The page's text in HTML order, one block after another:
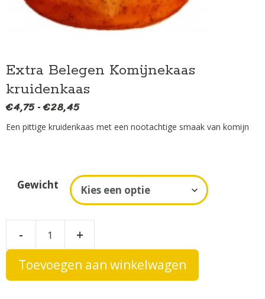
Extra Belegen Komijnekaas
kruidenkaas
€4,75 - €28,45Prijsklasse:
Een pittige kruidenkaas met een nootachtige smaak van komijn
Gewicht
-
Belegen
Komijnekaas
kruidenkaas
+
Toevoegen aan winkelwagen
e
n
t